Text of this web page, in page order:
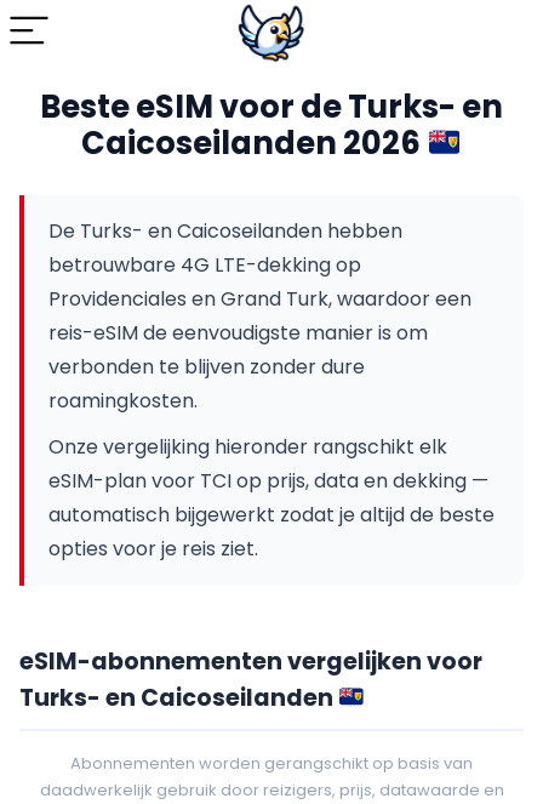
Beste eSIM voor de Turks- en
Caicoseilanden 2026
De Turks- en Caicoseilanden hebben
betrouwbare 4G LTE-dekking op
Providenciales en Grand Turk, waardoor een
reis-eSIM de eenvoudigste manier is om
verbonden te blijven zonder dure
roamingkosten.
Onze vergelijking hieronder rangschikt elk
eSIM-plan voor TCI op prijs, data en dekking —
automatisch bijgewerkt zodat je altijd de beste
opties voor je reis ziet.
eSIM-abonnementen vergelijken voor
Turks- en Caicoseilanden
Abonnementen worden gerangschikt op basis van
daadwerkelijk gebruik door reizigers, prijs, datawaarde en